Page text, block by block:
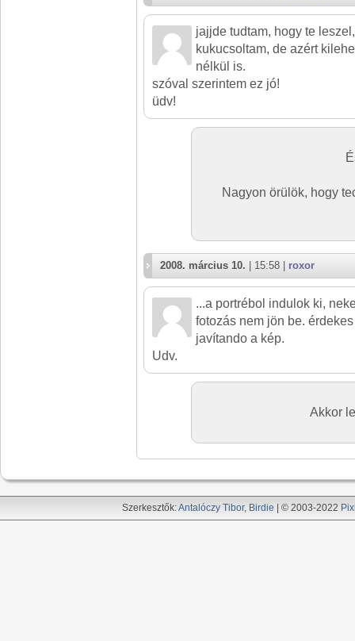
jajjde tudtam, hogy te
kukucsoltam, de azért
nélkül is.
szóval szerintem ez jó!
üdv!
Nagyon örülök, hogy
2008. március 10. | 15:58 | roxor
...a portrébol indulok ki,
fotozás nem jön be.
javítando a kép.
Udv.
Akkor
Szerkesztők:Antalóczy Tibor, Birdie | © 2003-2022